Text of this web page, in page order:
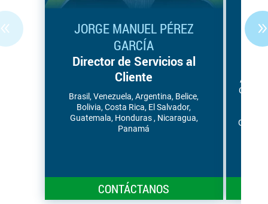
JORGE MANUEL PÉREZ
GARCÍA
Director de Servicios al
Cliente
Brasil, Venezuela, Argentina, Belice,
Bolivia, Costa Rica, El Salvador,
Guatemala, Honduras , Nicaragua,
Panamá
CONTÁCTANOS
Cuba,